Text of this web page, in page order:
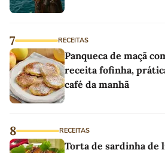
7 RECEITAS
Panqueca de maçã
receita fofinha,
café da manhã
8 RECEITAS
Torta de sardinha de